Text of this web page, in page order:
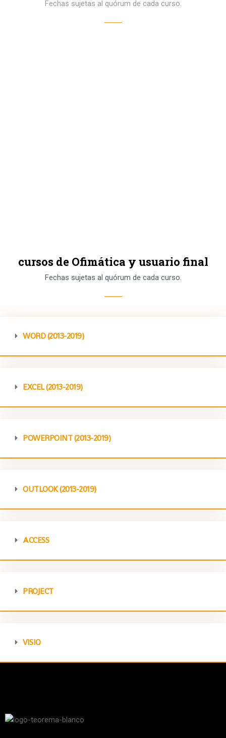
Fechas sujetas al quórum de cada curso.
cursos de Ofimática y usuario final
Fechas sujetas al quórum de cada curso.
WORD (2013-2019)
EXCEL (2013-2019)
POWERPOINT (2013-2019)
OUTLOOK (2013-2019)
ACCESS
PROJECT
VISIO